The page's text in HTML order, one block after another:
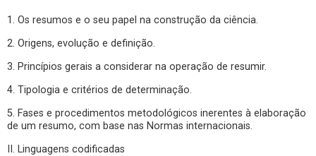
1. Os resumos e o seu papel na construção da ciência.
2. Origens, evolução e definição.
3. Princípios gerais a considerar na operação de resumir.
4. Tipologia e critérios de determinação.
5. Fases e procedimentos metodológicos inerentes à elaboração
de um resumo, com base nas Normas internacionais.
II. Linguagens codificadas